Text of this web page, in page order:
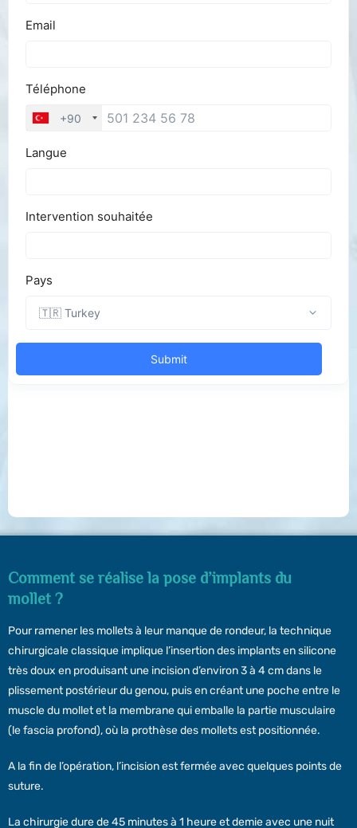
Comment se réalise la pose d’implants du
mollet ?
Pour ramener les mollets à leur manque de rondeur, la technique
chirurgicale classique implique l’insertion des implants en silicone
très doux en produisant une incision d’environ 3 à 4 cm dans le
plissement postérieur du genou, puis en créant une poche entre le
muscle du mollet et la membrane qui emballe la partie musculaire
(le fascia profond), où la prothèse des mollets est positionnée.
A la fin de l’opération, l’incision est fermée avec quelques points de
suture.
La chirurgie dure de 45 minutes à 1 heure et demie avec une nuit